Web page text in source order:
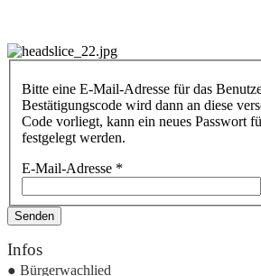
Bitte eine E-Mail-Adresse für das
Bestätigungscode wird dann an diese
Code vorliegt, kann ein neues Passwort
festgelegt werden.
E-Mail-Adresse *
Senden
Infos
● Bürgerwachlied